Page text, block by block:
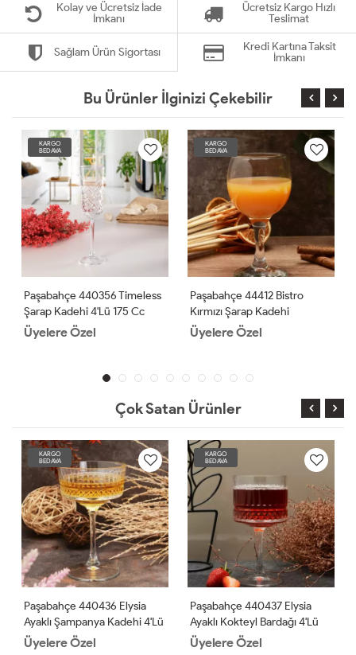
Kolay ve Ücretsiz İade
İmkanı
Ücretsiz Kargo Hızlı
Teslimat
Sağlam Ürün Sigortası
Kredi Kartına Taksit
İmkanı
Bu Ürünler İlginizi Çekebilir
KARGO
BEDAVA
Paşabahçe 440356 Timeless
Şarap Kadehi 4'lü 175 Cc
Üyelere Özel
KARGO
BEDAVA
Paşabahçe 44412 Bistro
Kırmızı Şarap Kadehi
Üyelere Özel
Çok Satan Ürünler
KARGO
BEDAVA
Paşabahçe 440436 Elysia
Ayaklı Şampanya Kadehi 4'lü
Üyelere Özel
KARGO
BEDAVA
Paşabahçe 440437 Elysia
Ayaklı Kokteyl Bardağı 4'lü
Üyelere Özel